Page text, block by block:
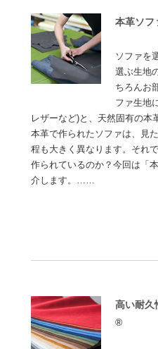
本革ソフ
ソファを
選ぶ生地
ちろんお
ファ生地
レザーなど)と、天然固有の本
本革で作られたソファは、見
程も大きく異なります。それ
作られているのか？今回は「
介します。……
高い耐久
®